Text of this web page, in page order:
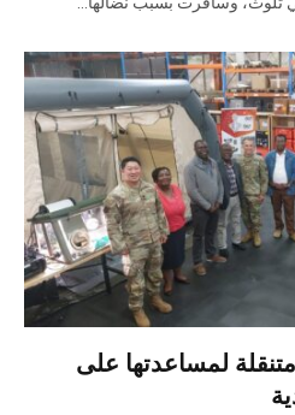
لمساعدتها على